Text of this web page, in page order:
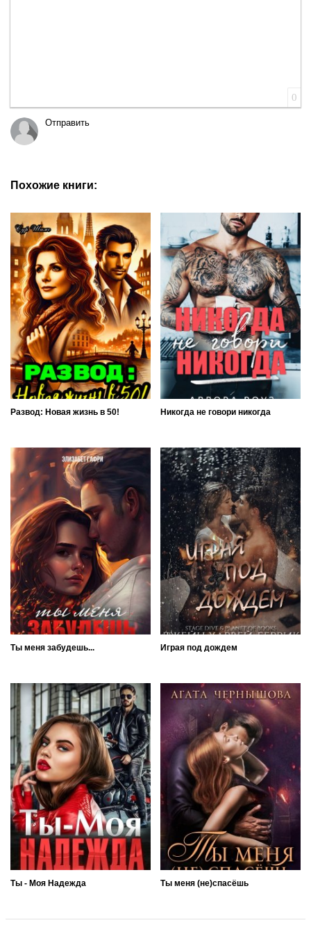
0
Отправить
Похожие книги:
Развод: Новая жизнь в 50! Никогда не говори никогда
Ты меня забудешь... Играя под дождем
Ты - Моя Надежда Ты меня (не)спасёшь